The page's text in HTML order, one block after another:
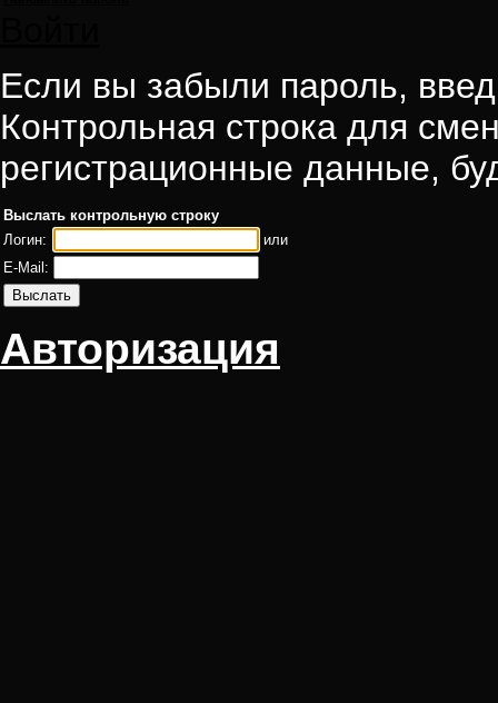
Если вы забыли пароль,
Контрольная строка для
регистрационные данные,
Выслать контрольную строку
Логин:
или
E-Mail:
Авторизация